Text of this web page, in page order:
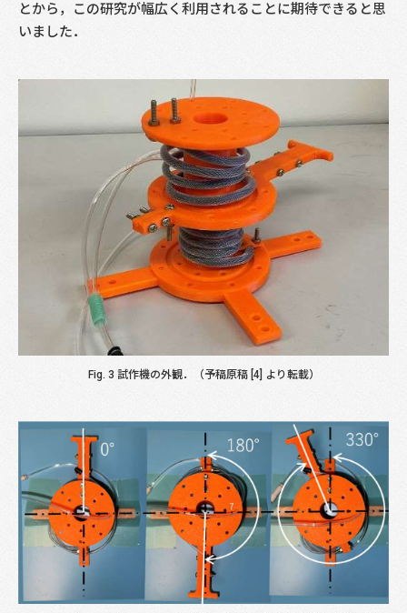
とから，この研究が幅広く利用されることに期待できると思
いました．
Fig. 3 試作機の外観．（予稿原稿 [4] より転載）